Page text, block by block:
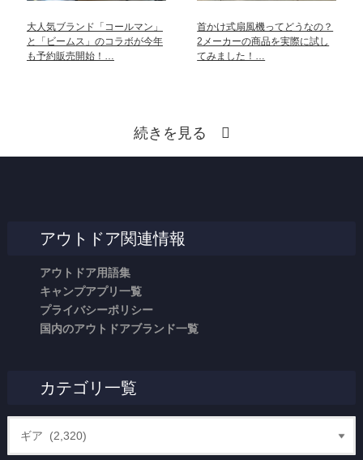
大人気ブランド「コールマン」
と「ビームス」のコラボが今年
も予約販売開始！…
首かけ式扇風機ってどうなの？
2メーカーの商品を実際に試し
てみました！…
続きを見る
アウトドア関連情報
アウトドア用語集
キャンプアプリ一覧
プライバシーポリシー
国内のアウトドアブランド一覧
カテゴリ一覧